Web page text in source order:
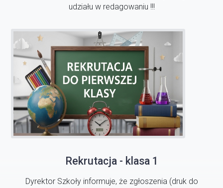
udziału w redagowaniu !!!
Rekrutacja - klasa 1
Dyrektor Szkoły informuje, że zgłoszenia (druk do